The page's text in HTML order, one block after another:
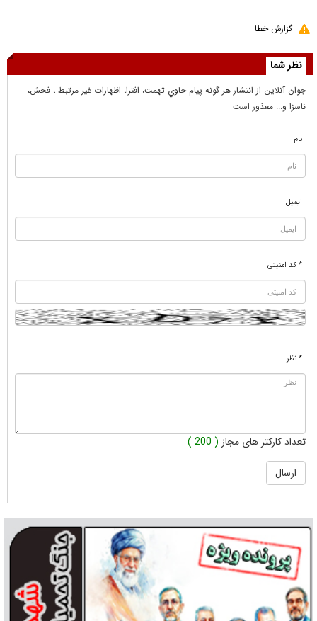
گزارش خطا
نظر شما
جوان آنلاين از انتشار هر گونه پيام حاوي تهمت، افترا، اظهارات غير مرتبط ، فحش،
ناسزا و... معذور است
نام
ایمیل
* کد امنیتی
* نظر
تعداد کارکتر های مجاز ( 200 )